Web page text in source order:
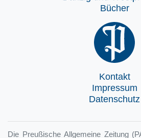
Bücher
Kontakt
Impressum
Datenschutz
Die Preußische Allgemeine Zeitung